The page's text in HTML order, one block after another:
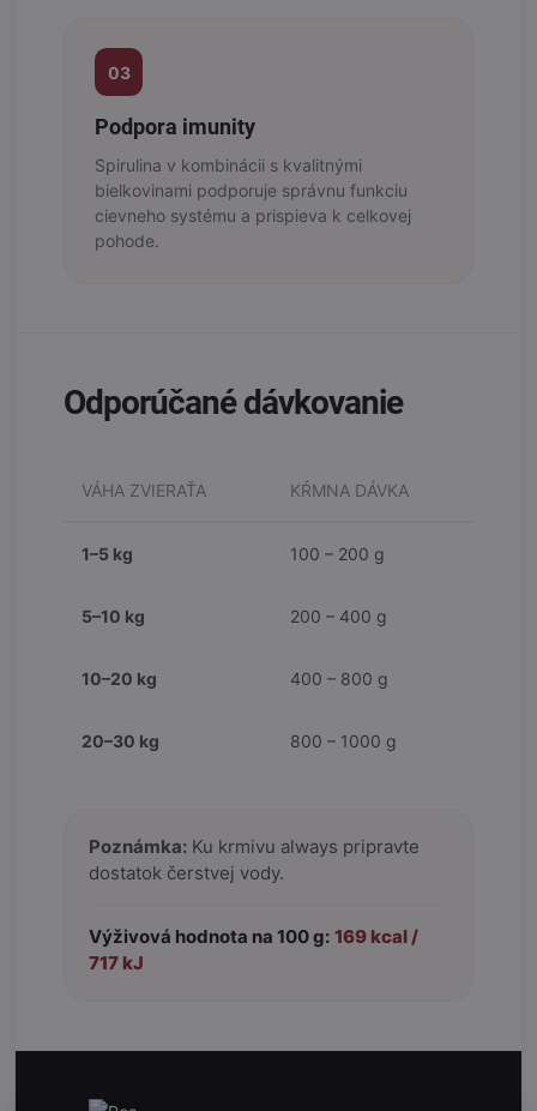
03
Podpora imunity
Spirulina v kombinácii s kvalitnými
bielkovinami podporuje správnu funkciu
cievneho systému a prispieva k celkovej
pohode.
Odporúčané dávkovanie
VÁHA ZVIERAŤA KŔMNA DÁVKA
1–5 kg 100 – 200 g
5–10 kg 200 – 400 g
10–20 kg 400 – 800 g
20–30 kg 800 – 1000 g
Poznámka: Ku krmivu always pripravte
dostatok čerstvej vody.
Výživová hodnota na 100 g: 169 kcal /
717 kJ